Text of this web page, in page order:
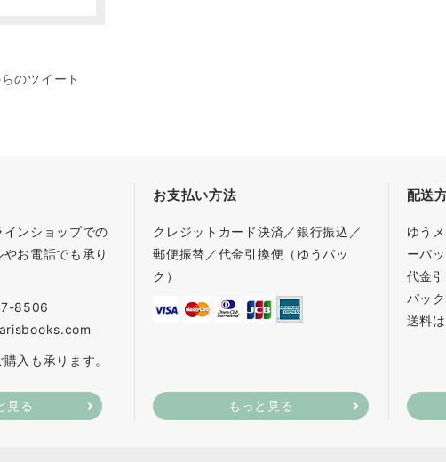
のツイート
ンショップでの
お電話でも承り
8506
入も承ります。
見る
お支払い方法
クレジットカード決済／銀行振込／
郵便振替／代金引換便（ゆうパッ
ク）
もっと見る
配送
ゆう
ーパ
代金
パッ
送料